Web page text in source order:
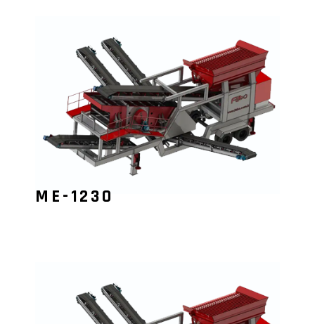
ME-1230